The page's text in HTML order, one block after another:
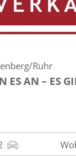
Ruhr
ES AN – ES